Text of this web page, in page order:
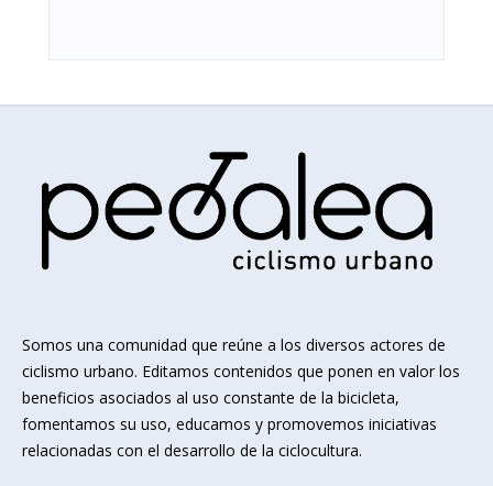
Somos una comunidad que reúne a los diversos actores de
ciclismo urbano. Editamos contenidos que ponen en valor los
beneficios asociados al uso constante de la bicicleta,
fomentamos su uso, educamos y promovemos iniciativas
relacionadas con el desarrollo de la ciclocultura.